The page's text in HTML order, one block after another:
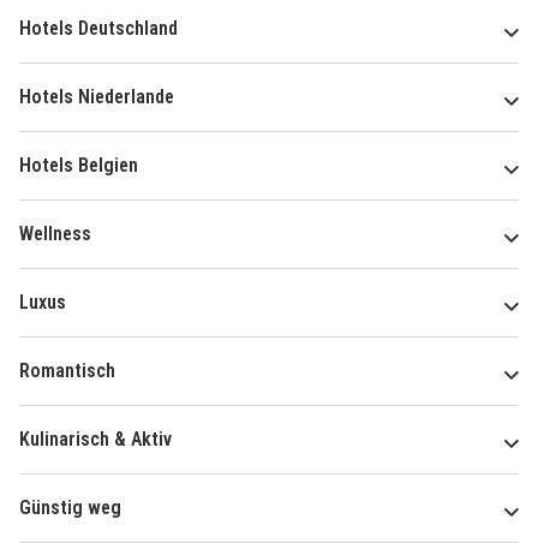
Hotels Deutschland
Hotels Niederlande
Hotels Belgien
Wellness
Luxus
Romantisch
Kulinarisch & Aktiv
Günstig weg